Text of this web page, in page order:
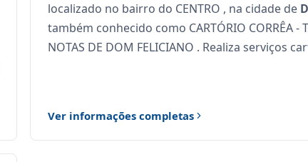
localizado no bairro do CENTRO , na cidade de
também conhecido como CARTÓRIO CORRÊA -
NOTAS DE DOM FELICIANO . Realiza serviços
Ver informações completas